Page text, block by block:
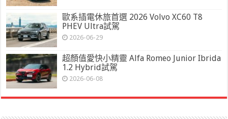
歐系插電休旅首選 2026 Volvo XC60 T8
PHEV Ultra試駕
2026-06-29
超顏值愛快小精靈 Alfa Romeo Junior Ibrida
1.2 Hybrid試駕
2026-06-08